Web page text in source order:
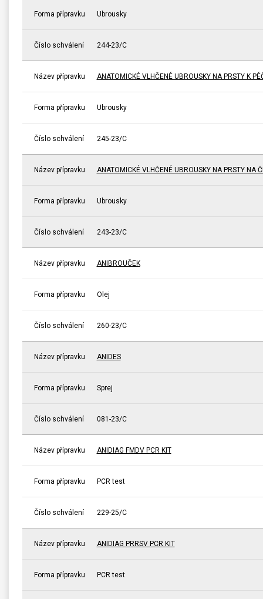
Forma přípravku Ubrousky
Číslo schválení 244-23/C
Název přípravku ANATOMICKÉ VLHČENÉ UBROUSKY NA PRSTY K
Forma přípravku Ubrousky
Číslo schválení 245-23/C
Název přípravku ANATOMICKÉ VLHČENÉ UBROUSKY NA PRSTY NA
Forma přípravku Ubrousky
Číslo schválení 243-23/C
Název přípravku ANIBROUČEK
Forma přípravku Olej
Číslo schválení 260-23/C
Název přípravku ANIDES
Forma přípravku Sprej
Číslo schválení 081-23/C
Název přípravku ANIDIAG FMDV PCR KIT
Forma přípravku PCR test
Číslo schválení 229-25/C
Název přípravku ANIDIAG PRRSV PCR KIT
Forma přípravku PCR test